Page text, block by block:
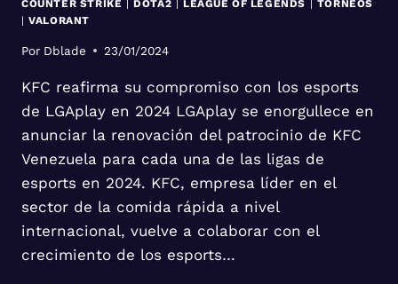
COUNTER STRIKE |DOTA2 | LEAGUE OF LEGENDS | TORNEOS
|VALORANT
Por Dblade 23/01/2024
KFC reafirma su compromiso con los esports
de LGAplay en 2024 LGAplay se enorgullece en
anunciar la renovación del patrocinio de KFC
Venezuela para cada una de las ligas de
esports en 2024. KFC, empresa líder en el
sector de la comida rápida a nivel
internacional, vuelve a colaborar con el
crecimiento de los esports…